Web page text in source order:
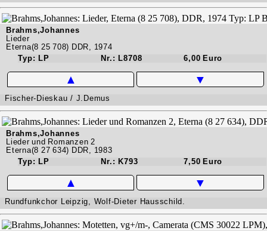
Brahms,Johannes
Lieder
Eterna(8 25 708) DDR, 1974
Typ: LP
Nr.: L8708 6,00 Euro
▲ ▼
Fischer-Dieskau / J.Demus
Brahms,Johannes
Lieder und Romanzen 2
Eterna(8 27 634) DDR, 1983
Typ: LP
Nr.: K793 7,50 Euro
▲ ▼
Rundfunkchor Leipzig, Wolf-Dieter Hausschild.